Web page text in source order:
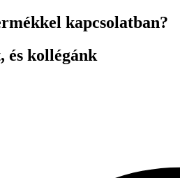
kapcsolatban?
és kollégánk